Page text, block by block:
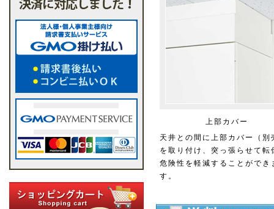
上部カバー
天井との間に上部カバー（別
を取り付け、突っ張らせて転
危険性を軽減することができ
す。